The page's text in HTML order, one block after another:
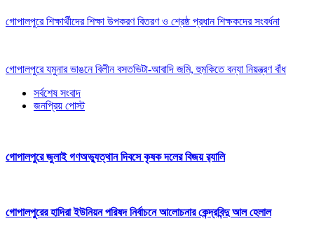
গোপালপুরে শিক্ষার্থীদের শিক্ষা উপকরণ বিতরণ ও শ্রেষ্ঠ প্রধান শিক্ষকদের সংবর্ধনা
গোপালপুরে যমুনার ভাঙনে বিলীন বসতভিটা-আবাদি জমি, হুমকিতে বন্যা নিয়ন্ত্রণ বাঁধ
সর্বশেষ সংবাদ
জনপ্রিয় পোস্ট
গোপালপুরে জুলাই গণঅভ্যুত্থান দিবসে কৃষক দলের বিজয় র‍্যালি
গোপালপুরের হাদিরা ইউনিয়ন পরিষদ নির্বাচনে আলোচনার কেন্দ্রবিন্দু আল হেলাল